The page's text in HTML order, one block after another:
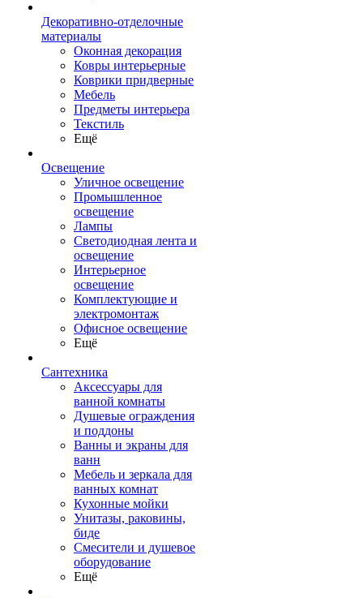
Декоративно-отделочные
материалы
Оконная декорация
Ковры интерьерные
Коврики придверные
Мебель
Предметы интерьера
Текстиль
Ещё
Освещение
Уличное освещение
Промышленное
освещение
Лампы
Светодиодная лента и
освещение
Интерьерное
освещение
Комплектующие и
электромонтаж
Офисное освещение
Ещё
Сантехника
Аксессуары для
ванной комнаты
Душевые ограждения
и поддоны
Ванны и экраны для
ванн
Мебель и зеркала для
ванных комнат
Кухонные мойки
Унитазы, раковины,
биде
Смесители и душевое
оборудование
Ещё